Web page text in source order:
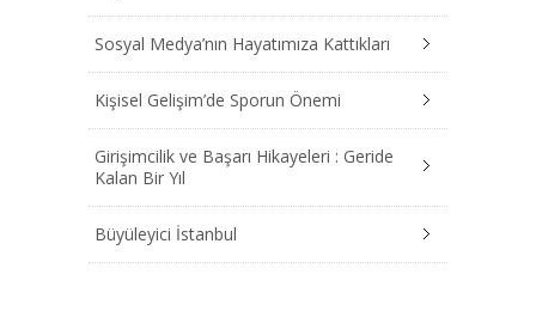
Sosyal Medya’nın Hayatımıza Kattıkları
Kişisel Gelişim’de Sporun Önemi
Girişimcilik ve Başarı Hikayeleri : Geride
Kalan Bir Yıl
Büyüleyici İstanbul